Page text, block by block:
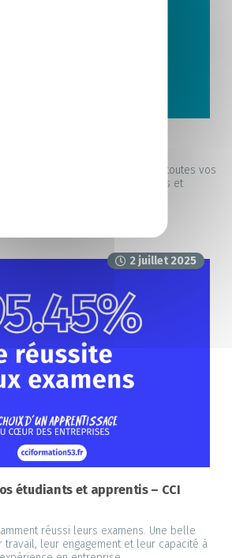
2026
équipes CCI Formation, poser toutes vos
nos filières métiers sur les salons et
étudiants et apprentis – CCI
2 juillet 2025
réussi leurs examens. Une belle
leur engagement et leur capacité à